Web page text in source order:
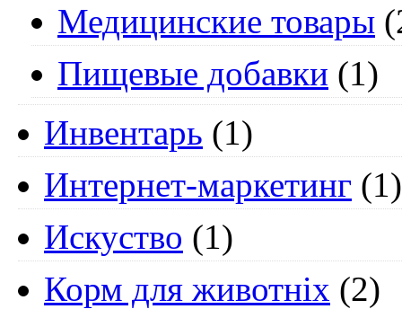
Медицинские товары
Пищевые добавки (1)
Инвентарь (1)
Интернет-маркетинг (1)
Искуство (1)
Корм для животніх (2)